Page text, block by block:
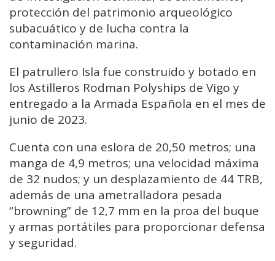
protección del patrimonio arqueológico
subacuático y de lucha contra la
contaminación marina.
El patrullero Isla fue construido y botado en
los Astilleros Rodman Polyships de Vigo y
entregado a la Armada Española en el mes de
junio de 2023.
Cuenta con una eslora de 20,50 metros; una
manga de 4,9 metros; una velocidad máxima
de 32 nudos; y un desplazamiento de 44 TRB,
además de una ametralladora pesada
“browning” de 12,7 mm en la proa del buque
y armas portátiles para proporcionar defensa
y seguridad.